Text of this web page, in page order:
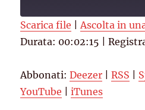
Deezer
YouTube
RSS FEED
SHARE
EMBED
Scarica file |Ascolta in
Durata: 00:02:15 |
Abbonati:Deezer |RSS
YouTube |iTunes